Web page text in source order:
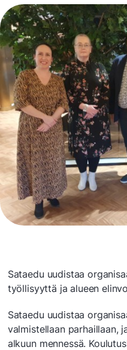
Sataedu uudistaa
työllisyyttä ja alueen
Sataedu uudistaa
valmistellaan parhaillaan,
alkuun mennessä.